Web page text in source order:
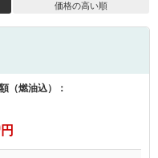
価格の高い順
（燃油込）：
円